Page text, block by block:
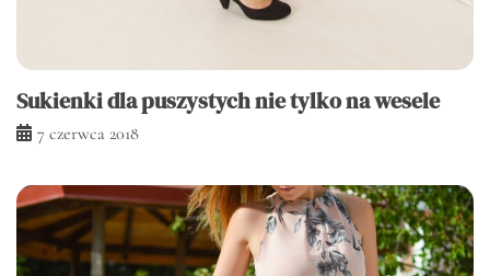
Sukienki dla puszystych nie tylko na wesele
7 czerwca 2018